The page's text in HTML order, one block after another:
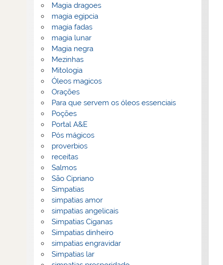
Magia dragoes
magia egipcia
magia fadas
magia lunar
Magia negra
Mezinhas
Mitologia
Óleos magicos
Orações
Para que servem os óleos essenciais
Poções
Portal A&E
Pós mágicos
proverbios
receitas
Salmos
São Cipriano
Simpatias
simpatias amor
simpatias angelicais
Simpatias Ciganas
Simpatias dinheiro
simpatias engravidar
Simpatias lar